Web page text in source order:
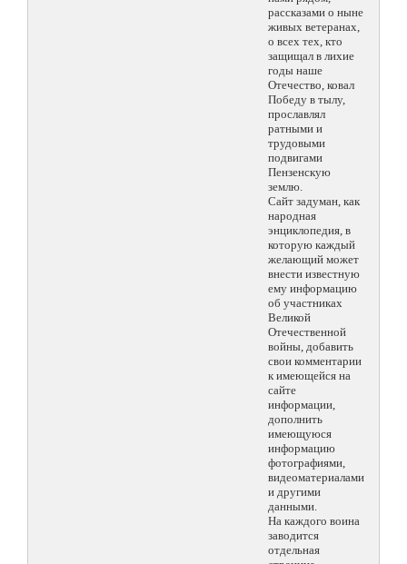
рассказами о ныне
живых ветеранах,
о всех тех, кто
защищал в лихие
годы наше
Отечество, ковал
Победу в тылу,
прославлял
ратными и
трудовыми
подвигами
Пензенскую
землю.
Сайт задуман, как
народная
энциклопедия, в
которую каждый
желающий может
внести известную
ему информацию
об участниках
Великой
Отечественной
войны, добавить
свои комментарии
к имеющейся на
сайте
информации,
дополнить
имеющуюся
информацию
фотографиями,
видеоматериалами
и другими
данными.
На каждого воина
заводится
отдельная